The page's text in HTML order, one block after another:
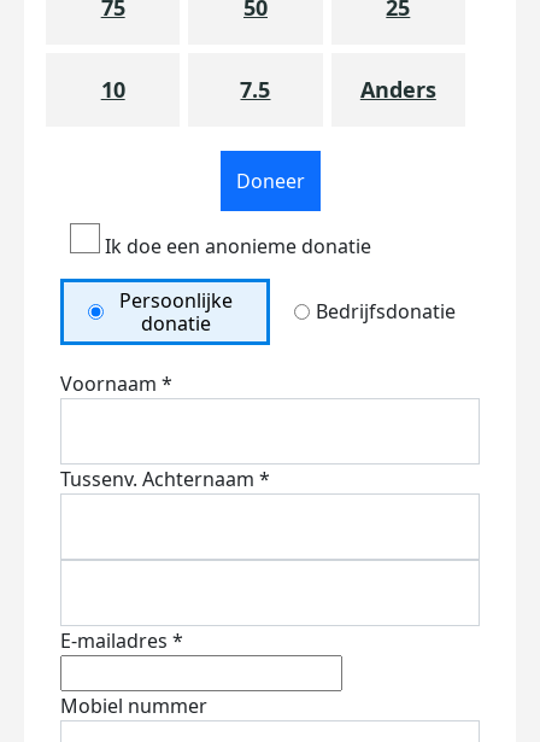
75 50 25
10 7.5 Anders
Doneer
Ik doe een anonieme donatie
Persoonlijke
donatie
Bedrijfsdonatie
Voornaam *
Tussenv. Achternaam *
E-mailadres *
Mobiel nummer